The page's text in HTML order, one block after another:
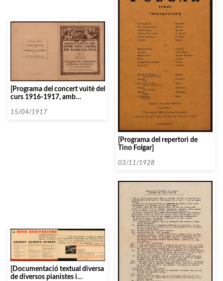
[Programa del concert vuitè del
curs 1916-1917, amb
Música da Càmera]
15/04/1917
[Programa del repertori de
Tino Folgar]
03/11/1928
[Documentació textual diversa
de diversos pianistes i